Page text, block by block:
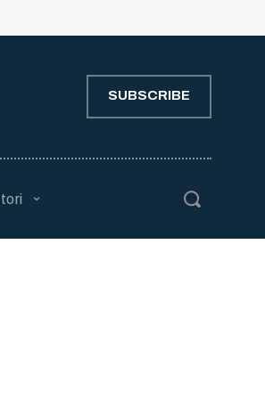
SUBSCRIBE